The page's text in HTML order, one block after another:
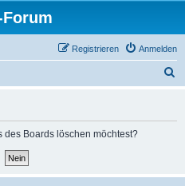
Anmelden
Registrieren
des Boards löschen möchtest?